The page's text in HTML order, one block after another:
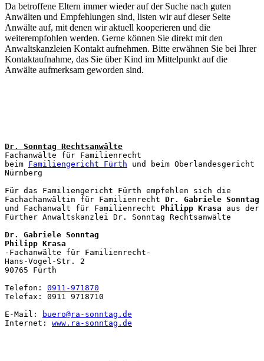
Da betroffene Eltern immer wieder auf der Suche nach guten
Anwälten und Empfehlungen sind, listen wir auf dieser Seite
Anwälte auf, mit denen wir aktuell kooperieren und die
weiterempfohlen werden. Gerne können Sie direkt mit den
Anwaltskanzleien Kontakt aufnehmen. Bitte erwähnen Sie bei Ihrer
Kontaktaufnahme, das Sie über Kind im Mittelpunkt auf die
Anwälte aufmerksam geworden sind.
Dr. Sonntag Rechtsanwälte
Fachanwälte für Familienrecht
beim Familiengericht Fürth und beim Oberlandesgericht
Nürnberg
Für das Familiengericht Fürth empfehlen sich die
Fachachanwältin für Familienrecht
und Fachanwalt für Familienrecht Philipp Krasa aus der
Fürther Anwaltskanzlei Dr. Sonntag Rechtsanwälte
Dr. Gabriele Sonntag
Philipp Krasa
-Fachanwälte für Familienrecht-
Hans-Vogel-Str. 2
90765 Fürth
Telefon: 0911-971870
Telefax: 0911 9718710
E-Mail:
buero@ra-sonntag.de
Internet: www.ra-sonntag.de